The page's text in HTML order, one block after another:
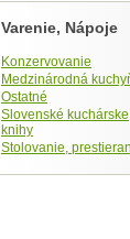
Varenie, Nápoje
Konzervovanie
Medzinárodná
Ostatné
Slovenské kuchárske
knihy
Stolovanie,